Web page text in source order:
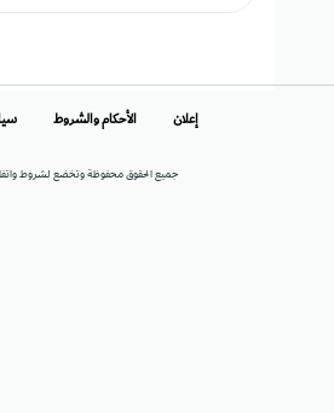
جميع الحقوق محفوظة وتخضع لشروط
إعلان الأحكام والشروط